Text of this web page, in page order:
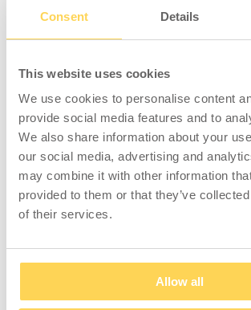
Consent Details
This website uses cookies
We use cookies to personalise content
provide social media features and to
We also share information about your
our social media, advertising and
may combine it with other information
provided to them or that they’ve
of their services.
Allow all
Abfallbehälter Tin
Rädern, Schwarz
Sortieren Sie mehr mit unserem
aus Blech! Die drei Behälter stehen
Grundplatte mit feststellbaren
verfügen über einen Ringeinsatz
Platzieren des Abfallbeutels im
Abfallbehälter, was sowohl für die
entleerende Person praktisch ist
einen stilvolleren Look am
Büros und öffentlichen Räumen
Werkstätten und
Variante verfügt über drei